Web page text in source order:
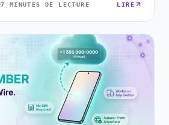
7 MINUTES DE LECTURE LIRE